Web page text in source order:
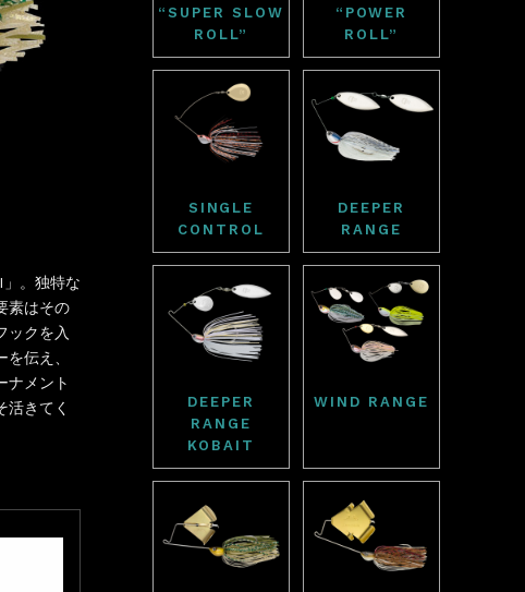
。独特な
素はその
ックを入
伝え、
ナメント
きてく
“SUPER SLOW
ROLL”
“POWER
ROLL”
SINGLE
CONTROL
DEEPER
RANGE
DEEPER
RANGE
KOBAIT
WIND RANGE